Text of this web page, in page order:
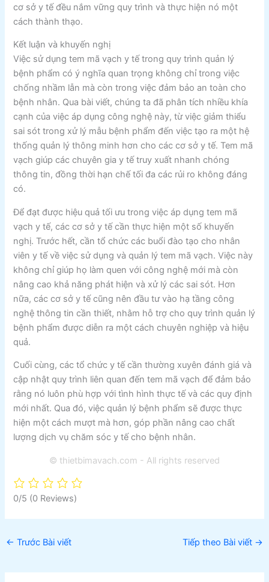
cơ sở y tế đều nắm vững quy trình và thực hiện nó một
cách thành thạo.
Kết luận và khuyến nghị
Việc sử dụng tem mã vạch y tế trong quy trình quản lý
bệnh phẩm có ý nghĩa quan trọng không chỉ trong việc
chống nhầm lẫn mà còn trong việc đảm bảo an toàn cho
bệnh nhân. Qua bài viết, chúng ta đã phân tích nhiều khía
cạnh của việc áp dụng công nghệ này, từ việc giảm thiểu
sai sót trong xử lý mẫu bệnh phẩm đến việc tạo ra một hệ
thống quản lý thông minh hơn cho các cơ sở y tế. Tem mã
vạch giúp các chuyên gia y tế truy xuất nhanh chóng
thông tin, đồng thời hạn chế tối đa các rủi ro không đáng
có.
Để đạt được hiệu quả tối ưu trong việc áp dụng tem mã
vạch y tế, các cơ sở y tế cần thực hiện một số khuyến
nghị. Trước hết, cần tổ chức các buổi đào tạo cho nhân
viên y tế về việc sử dụng và quản lý tem mã vạch. Việc này
không chỉ giúp họ làm quen với công nghệ mới mà còn
nâng cao khả năng phát hiện và xử lý các sai sót. Hơn
nữa, các cơ sở y tế cũng nên đầu tư vào hạ tầng công
nghệ thông tin cần thiết, nhằm hỗ trợ cho quy trình quản lý
bệnh phẩm được diễn ra một cách chuyên nghiệp và hiệu
quả.
Cuối cùng, các tổ chức y tế cần thường xuyên đánh giá và
cập nhật quy trình liên quan đến tem mã vạch để đảm bảo
rằng nó luôn phù hợp với tình hình thực tế và các quy định
mới nhất. Qua đó, việc quản lý bệnh phẩm sẽ được thực
hiện một cách mượt mà hơn, góp phần nâng cao chất
lượng dịch vụ chăm sóc y tế cho bệnh nhân.
© thietbimavach.com - All rights reserved
0/5 (0 Reviews)
← Trước Bài viết Tiếp theo Bài viết →